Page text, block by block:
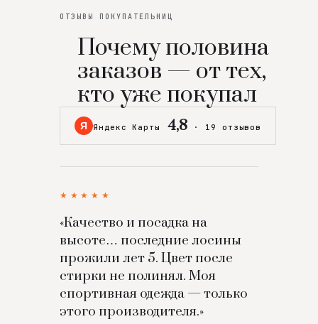
ОТЗЫВЫ ПОКУПАТЕЛЬНИЦ
Почему половина
заказов — от тех,
кто уже покупал
Я Яндекс Карты 4,8 · 19 отзывов
★★★★★
«Качество и посадка на
высоте… последние лосины
прожили лет 5. Цвет после
стирки не полинял. Моя
спортивная одежда — только
этого производителя.»